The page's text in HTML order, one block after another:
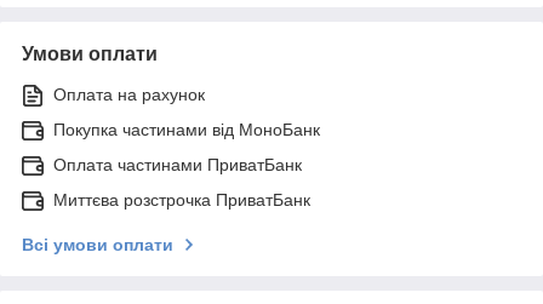
Умови оплати
Оплата на рахунок
Покупка частинами від МоноБанк
Оплата частинами ПриватБанк
Миттєва розстрочка ПриватБанк
Всі умови оплати